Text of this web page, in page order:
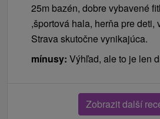
25m bazén, dobre vybavené
,športová hala, herňa pre deti,
Strava skutočne vynikajúca.
mínusy: Výhľad, ale to je len
Zobrazit další